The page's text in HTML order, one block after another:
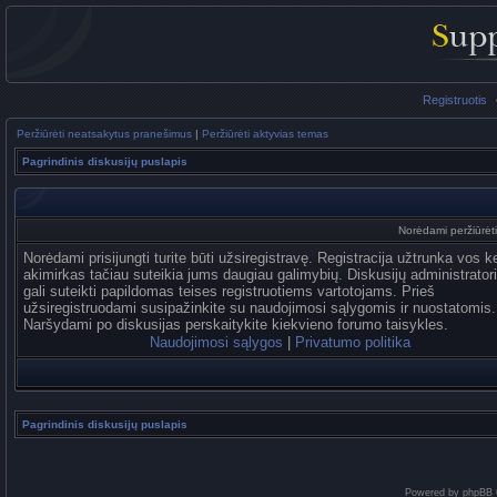
Registruotis
Peržiūrėti neatsakytus pranešimus | Peržiūrėti aktyvias temas
Pagrindinis diskusijų puslapis
Norėdami
Norėdami prisijungti turite būti užsiregistravę. Registracija užtrunka vos
akimirkas tačiau suteikia jums daugiau galimybių. Diskusijų
gali suteikti papildomas teises registruotiems vartotojams. Prieš
užsiregistruodami susipažinkite su naudojimosi sąlygomis ir nuostatomis.
Naršydami po diskusijas perskaitykite kiekvieno forumo taisykles.
Naudojimosi sąlygos
Privatumo politika
Pagrindinis diskusijų puslapis
Powered by phpBB